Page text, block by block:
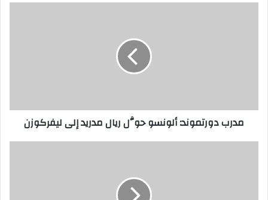
مدرب دورتموند: ألونسو حوَّل ريال مدريد إلى ليفركوزن